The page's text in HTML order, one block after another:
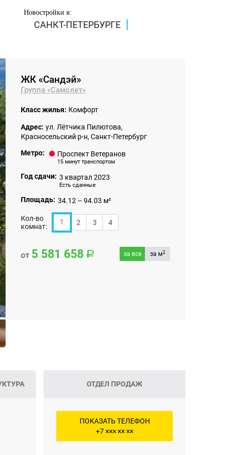
Новостройки в:
САНКТ-ПЕТЕРБУРГЕ
ЖК «Сандэй»
Группа «Самолет»
Класс жилья: Комфорт
Адрес: ул. Лётчика Пилютова,
Красносельский р-н, Санкт-Петербург
Метро:
Проспект Ветеранов
15 минут транспортом
Год сдачи: 3 квартал 2023
Есть сданные
Площадь: 34.12 – 94.03 м²
Кол-во
комнат:
1 2 3 4
от 5 581 658 за все за м2
ОТДЕЛ ПРОДАЖ
ПОКАЗАТЬ ТЕЛЕФОН
+7 ××× ×× ××